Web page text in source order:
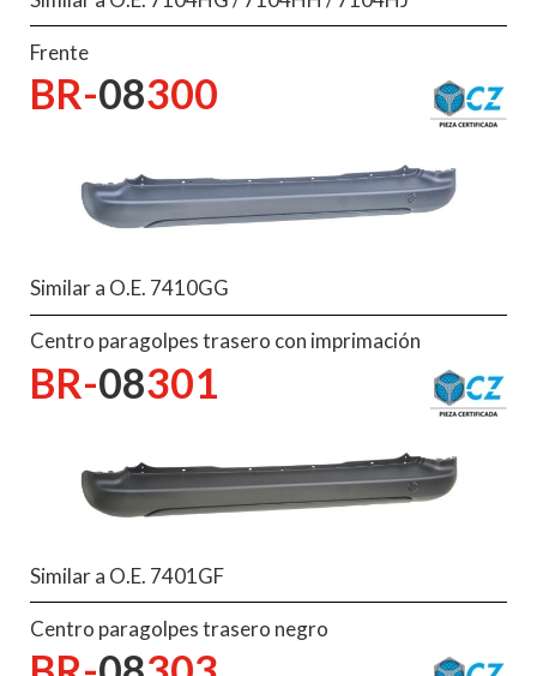
Frente
BR-08300
Similar a O.E. 7410GG
Centro paragolpes trasero con imprimación
BR-08301
Similar a O.E. 7401GF
Centro paragolpes trasero negro